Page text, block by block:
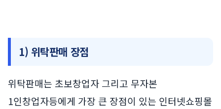
1) 위탁판매 장점
위탁판매는 초보창업자 그리고 무자본
1인창업자등에게 가장 큰 장점이 있는 인터넷쇼핑몰